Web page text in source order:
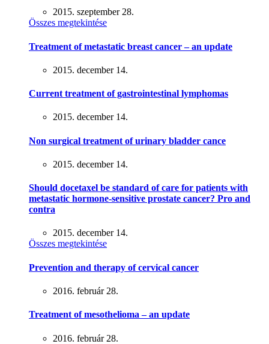
2015. szeptember 28.
Összes megtekintése
Treatment of metastatic breast cancer – an update
2015. december 14.
Current treatment of gastrointestinal lymphomas
2015. december 14.
Non surgical treatment of urinary bladder cance
2015. december 14.
Should docetaxel be standard of care for patients with
metastatic hormone-sensitive prostate cancer? Pro and
contra
2015. december 14.
Összes megtekintése
Prevention and therapy of cervical cancer
2016. február 28.
Treatment of mesothelioma – an update
2016. február 28.